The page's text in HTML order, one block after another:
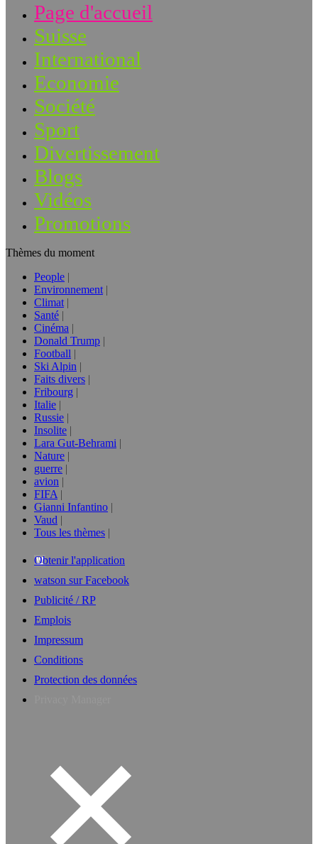
Page d'accueil
Suisse
International
Economie
Société
Sport
Divertissement
Blogs
Vidéos
Promotions
Thèmes du moment
People
Environnement
Climat
Santé
Cinéma
Donald Trump
Football
Ski Alpin
Faits divers
Fribourg
Italie
Russie
Insolite
Lara Gut-Behrami
Nature
guerre
avion
FIFA
Gianni Infantino
Vaud
Tous les thèmes
Obtenir l'application
watson sur Facebook
Publicité / RP
Emplois
Impressum
Conditions
Protection des données